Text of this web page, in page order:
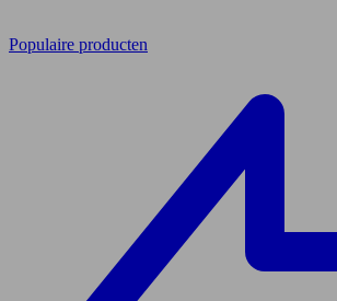
Populaire producten